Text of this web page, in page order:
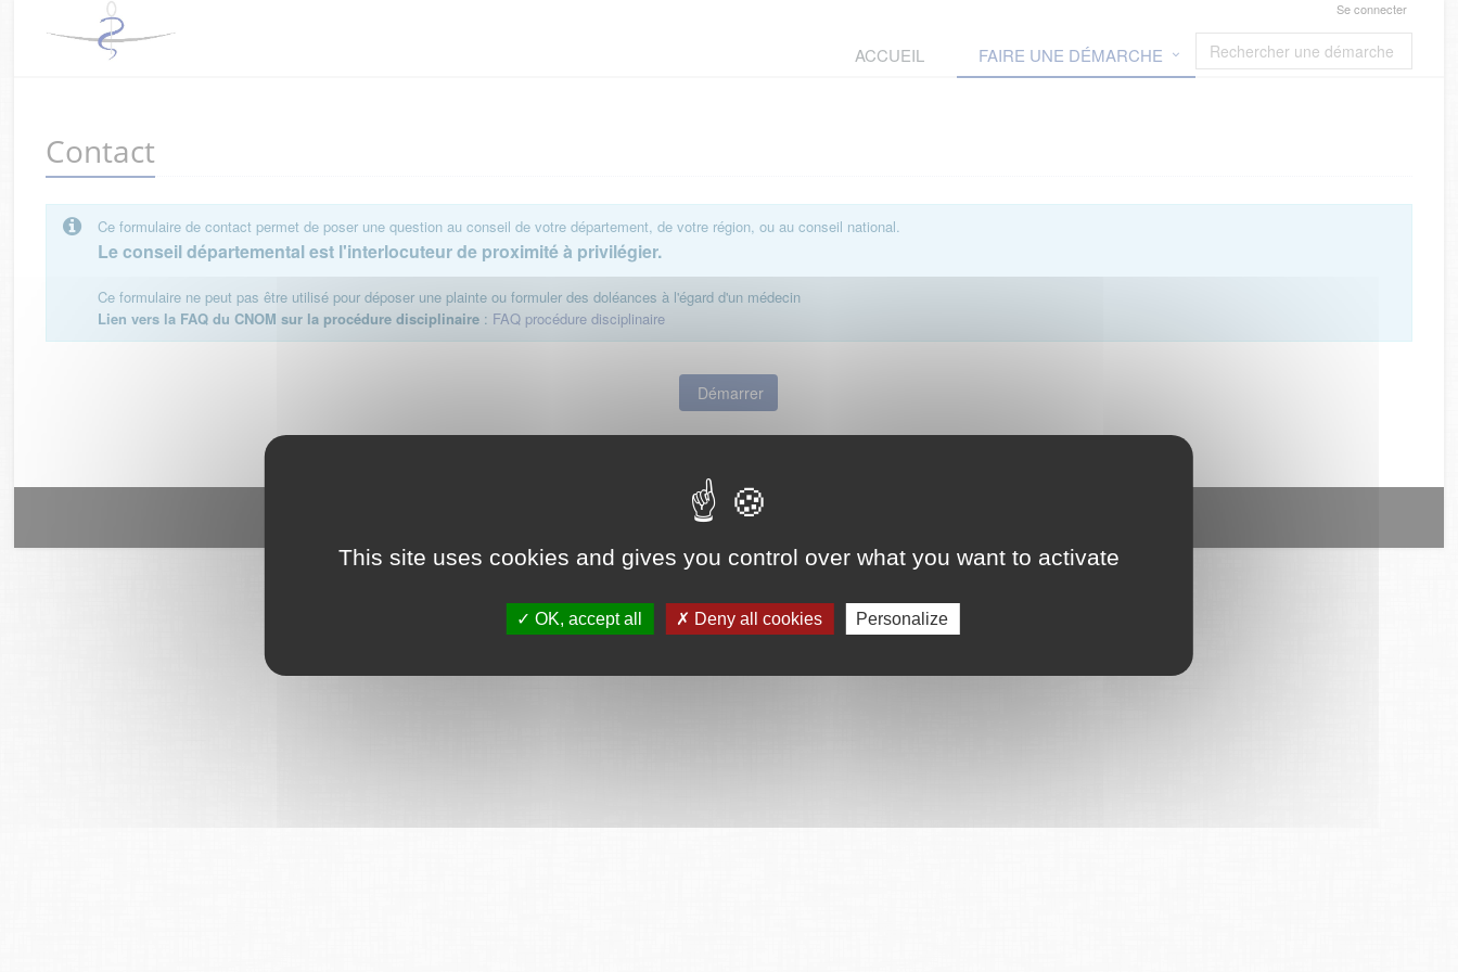
This site uses cookies and gives you control over what you want to activate
OK, accept all Deny all cookies Personalize
Se connecter
ACCUEIL FAIRE UNE DÉMARCHE
Contact
Ce formulaire de contact permet de poser une question au conseil de votre département, de votre région, ou au conseil national.
Le conseil départemental est l'interlocuteur de proximité à privilégier.
Ce formulaire ne peut pas être utilisé pour déposer une plainte ou formuler des doléances à l'égard d'un médecin
Lien vers la FAQ du CNOM sur la procédure disciplinaire: FAQ procédure disciplinaire
Démarrer
CGU Plan du site